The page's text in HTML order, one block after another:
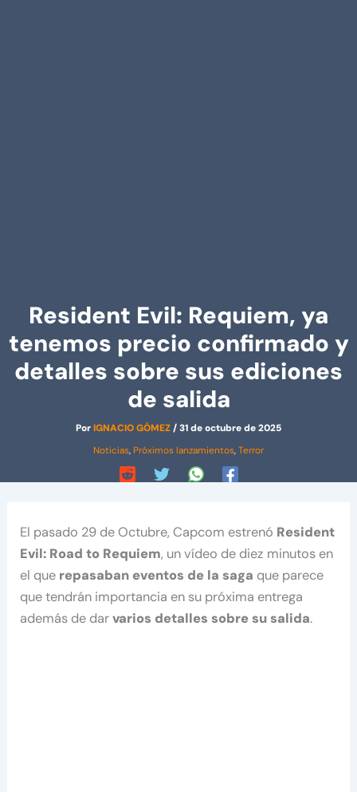
Resident Evil: Requiem, ya
tenemos precio confirmado y
detalles sobre sus ediciones
de salida
PorIGNACIO GÓMEZ/31 de octubre de 2025
Noticias, Próximos lanzamientos,Terror
El pasado 29 de Octubre, Capcom estrenó Resident
Evil: Road to Requiem, un vídeo de diez minutos en
el que repasaban eventos de la saga que parece
que tendrán importancia en su próxima entrega
además de darvarios detalles sobre su salida.